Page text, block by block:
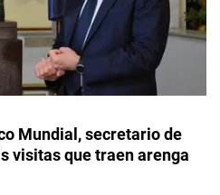
Mundial, secretario de
visitas que traen arenga